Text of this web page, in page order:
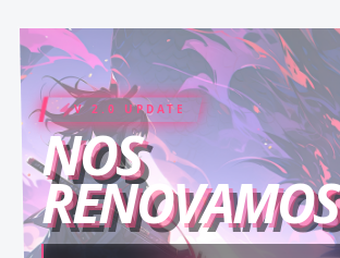
V 2.0 UPDATE
NOS
RENOVAMOS
COIN RUSH
ELITE PASS